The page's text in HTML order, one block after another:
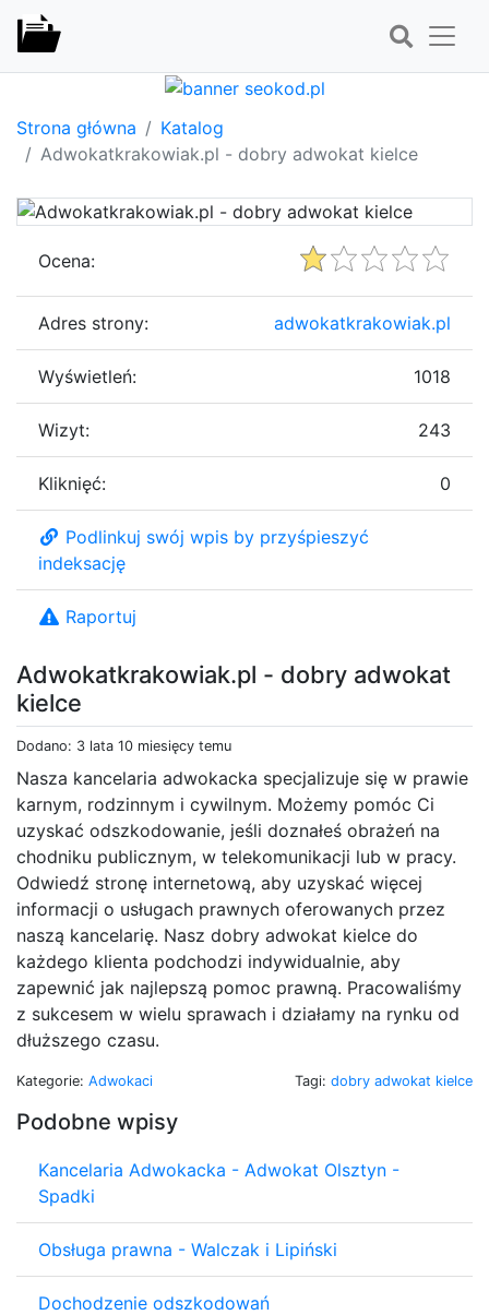
Strona główna
Katalog
Adwokatkrakowiak.pl - dobry adwokat kielce
Adwokatkrakowiak.pl - dobry adwokat
kielce
Dodano: 3 lata 10 miesięcy temu
Nasza kancelaria adwokacka specjalizuje się w prawie
karnym, rodzinnym i cywilnym. Możemy pomóc Ci
uzyskać odszkodowanie, jeśli doznałeś obrażeń na
chodniku publicznym, w telekomunikacji lub w pracy.
Odwiedź stronę internetową, aby uzyskać więcej
informacji o usługach prawnych oferowanych przez
naszą kancelarię. Nasz dobry adwokat kielce do
każdego klienta podchodzi indywidualnie, aby
zapewnić jak najlepszą pomoc prawną. Pracowaliśmy
z sukcesem w wielu sprawach i działamy na rynku od
dłuższego czasu.
Kategorie: Adwokaci Tagi: dobry adwokat kielce
Podobne wpisy
Kancelaria Adwokacka - Adwokat Olsztyn -
Spadki
Obsługa prawna - Walczak i Lipiński
Dochodzenie odszkodowań
Ocena:
Adres strony: adwokatkrakowiak.pl
Wyświetleń: 1018
Wizyt: 243
Kliknięć: 0
Podlinkuj swój wpis by przyśpieszyć
indeksację
Raportuj